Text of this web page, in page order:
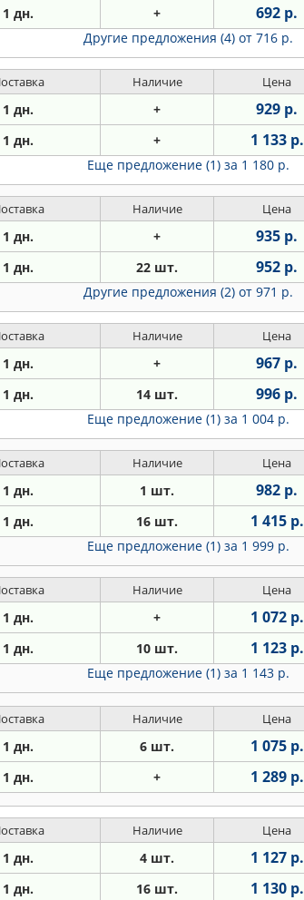
1 дн. + 692 р.
Другие предложения (4) от 716 р.
Наличие Цена
1 дн. + 929 р.
1 дн. + 1 133 р.
Еще предложение (1) за 1 180 р.
Наличие Цена
1 дн. + 935 р.
1 дн. 22 шт. 952 р.
Другие предложения (2) от 971 р.
Наличие Цена
1 дн. + 967 р.
1 дн. 14 шт. 996 р.
Еще предложение (1) за 1 004 р.
Наличие Цена
1 дн. 1 шт. 982 р.
1 дн. 16 шт. 1 415 р.
Еще предложение (1) за 1 999 р.
Наличие Цена
1 дн. + 1 072 р.
1 дн. 10 шт. 1 123 р.
Еще предложение (1) за 1 143 р.
Наличие Цена
1 дн. 6 шт. 1 075 р.
1 дн. + 1 289 р.
Наличие Цена
1 дн. 4 шт. 1 127 р.
1 дн. 16 шт. 1 130 р.